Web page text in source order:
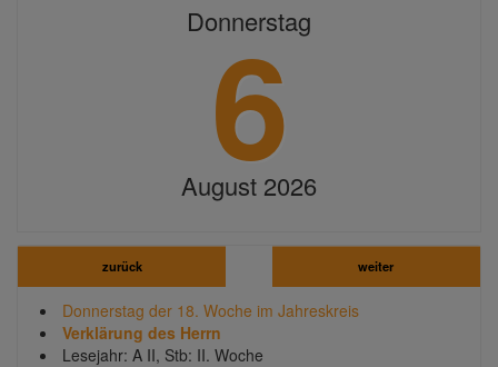
Donnerstag
6
August 2026
zurück weiter
Donnerstag der 18. Woche im Jahreskreis
Verklärung des Herrn
Lesejahr: A II, Stb: II. Woche